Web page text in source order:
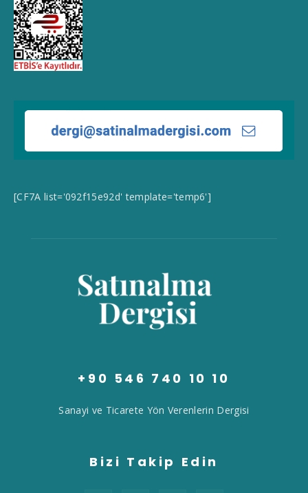
[CF7A list='092f15e92d' template='temp6']
+90 546 740 10 10
Sanayi ve Ticarete Yön Verenlerin Dergisi
Bizi Takip Edin